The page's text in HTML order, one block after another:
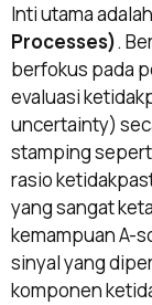
Inti utama adalah
Processes).
berfokus pada
evaluasi
uncertainty)
stamping
rasio
yang sangat
kemampuan A-
sinyal yang
komponen